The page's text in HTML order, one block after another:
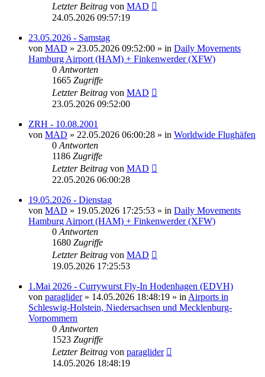
Letzter Beitrag von MAD
24.05.2026 09:57:19
23.05.2026 - Samstag
von MAD » 23.05.2026 09:52:00 » in Daily Movements
Hamburg Airport (HAM) + Finkenwerder (XFW)
0 Antworten
1665 Zugriffe
Letzter Beitrag von MAD
23.05.2026 09:52:00
ZRH - 10.08.2001
von MAD » 22.05.2026 06:00:28 » in Worldwide Flughäfen
0 Antworten
1186 Zugriffe
Letzter Beitrag von MAD
22.05.2026 06:00:28
19.05.2026 - Dienstag
von MAD » 19.05.2026 17:25:53 » in Daily Movements
Hamburg Airport (HAM) + Finkenwerder (XFW)
0 Antworten
1680 Zugriffe
Letzter Beitrag von MAD
19.05.2026 17:25:53
1.Mai 2026 - Currywurst Fly-In Hodenhagen (EDVH)
von paraglider» 14.05.2026 18:48:19 » in Airports in
Schleswig-Holstein, Niedersachsen und Mecklenburg-
Vorpommern
0 Antworten
1523 Zugriffe
Letzter Beitrag von paraglider
14.05.2026 18:48:19